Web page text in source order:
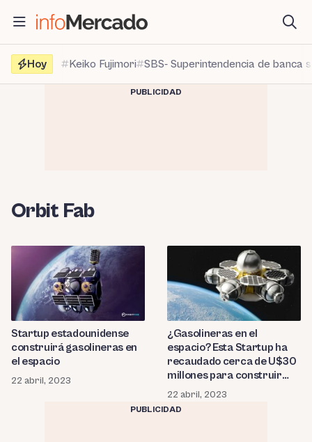
contenido
Hoy
Keiko Fujimori SBS- Superintendencia de banca
PUBLICIDAD
Orbit Fab
Startup estadounidense
construirá gasolineras en
el espacio
22 abril, 2023
¿Gasolineras en el
espacio? Esta Startup ha
recaudado cerca de U$30
millones para construir
infraestructuras
22 abril, 2023
PUBLICIDAD